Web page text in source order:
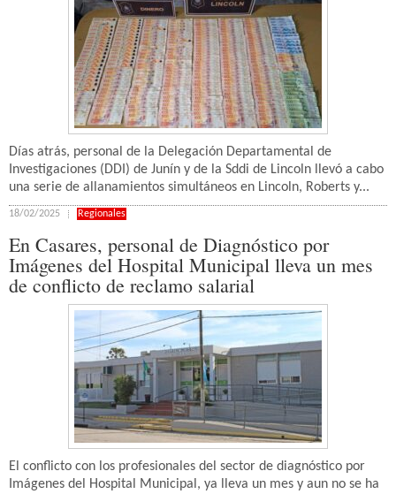
Días atrás, personal de la Delegación Departamental de
Investigaciones (DDI) de Junín y de la Sddi de Lincoln llevó a cabo
una serie de allanamientos simultáneos en Lincoln, Roberts y...
18/02/2025 Regionales
En Casares, personal de Diagnóstico por
Imágenes del Hospital Municipal lleva un mes
de conflicto de reclamo salarial
El conflicto con los profesionales del sector de diagnóstico por
Imágenes del Hospital Municipal, ya lleva un mes y aun no se ha